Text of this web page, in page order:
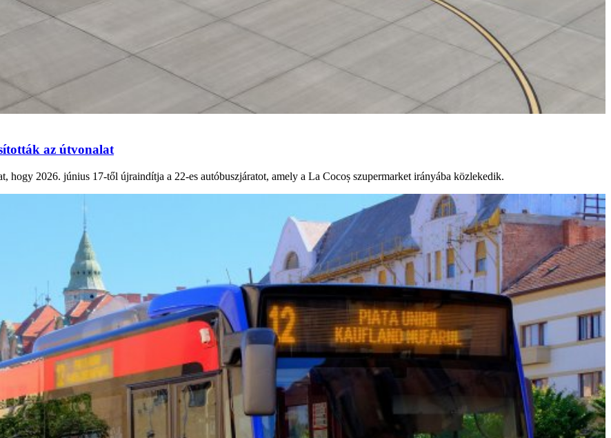
az útvonalat
2026. június 17-től újraindítja a 22-es autóbuszjáratot, amely a La Cocoș szupermarket irányába közlekedik.